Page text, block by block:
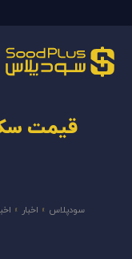
قیمت
سودپلاس » اخبار »